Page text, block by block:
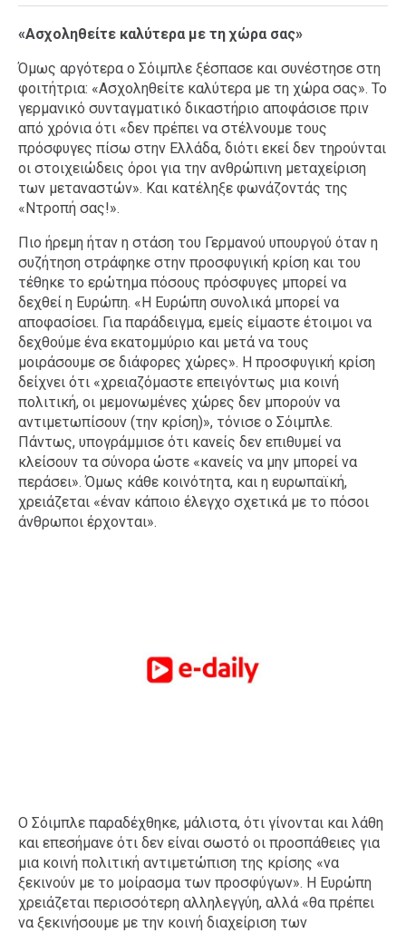
«Ασχοληθείτε καλύτερα με τη χώρα σας»
Όμως αργότερα ο Σόιμπλε ξέσπασε και συνέστησε στη
φοιτήτρια: «Ασχοληθείτε καλύτερα με τη χώρα σας». Το
γερμανικό συνταγματικό δικαστήριο αποφάσισε πριν
από χρόνια ότι «δεν πρέπει να στέλνουμε τους
πρόσφυγες πίσω στην Ελλάδα, διότι εκεί δεν τηρούνται
οι στοιχειώδεις όροι για την ανθρώπινη μεταχείριση
των μεταναστών». Και κατέληξε φωνάζοντάς της
«Ντροπή σας!».
Πιο ήρεμη ήταν η στάση του Γερμανού υπουργού όταν η
συζήτηση στράφηκε στην προσφυγική κρίση και του
τέθηκε το ερώτημα πόσους πρόσφυγες μπορεί να
δεχθεί η Ευρώπη. «Η Ευρώπη συνολικά μπορεί να
αποφασίσει. Για παράδειγμα, εμείς είμαστε έτοιμοι να
δεχθούμε ένα εκατομμύριο και μετά να τους
μοιράσουμε σε διάφορες χώρες». Η προσφυγική κρίση
δείχνει ότι «χρειαζόμαστε επειγόντως μια κοινή
πολιτική, οι μεμονωμένες χώρες δεν μπορούν να
αντιμετωπίσουν (την κρίση)», τόνισε ο Σόιμπλε.
Πάντως, υπογράμμισε ότι κανείς δεν επιθυμεί να
κλείσουν τα σύνορα ώστε «κανείς να μην μπορεί να
περάσει». Όμως κάθε κοινότητα, και η ευρωπαϊκή,
χρειάζεται «έναν κάποιο έλεγχο σχετικά με το πόσοι
άνθρωποι έρχονται».
Ο Σόιμπλε παραδέχθηκε, μάλιστα, ότι γίνονται και λάθη
και επεσήμανε ότι δεν είναι σωστό οι προσπάθειες για
μια κοινή πολιτική αντιμετώπιση της κρίσης «να
ξεκινούν με το μοίρασμα των προσφύγων». Η Ευρώπη
χρειάζεται περισσότερη αλληλεγγύη, αλλά «θα πρέπει
να ξεκινήσουμε με την κοινή διαχείριση των